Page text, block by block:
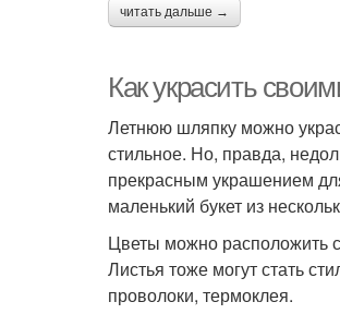
читать дальше →
Как украсить
Летнюю шляпку можно
стильное. Но, правда,
прекрасным украшением
маленький букет из
Цветы можно расположить
Листья тоже могут стать
проволоки, термоклея.